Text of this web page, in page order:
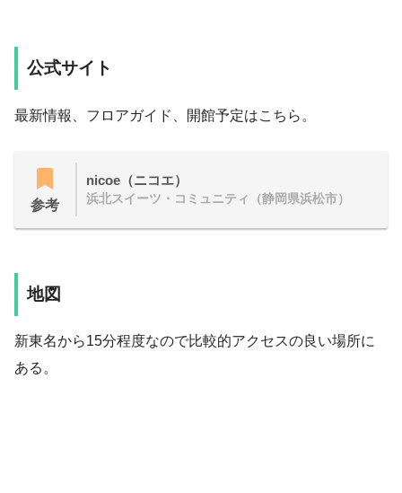
公式サイト
最新情報、フロアガイド、開館予定はこちら。
参考
nicoe（ニコエ）
浜北スイーツ・コミュニティ（静岡県浜松市）
地図
新東名から15分程度なので比較的アクセスの良い場所に
ある。